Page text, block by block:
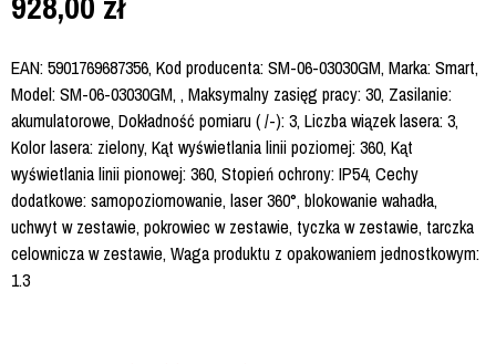
EAN: 5901769687356, Kod producenta: SM-06-03030GM, Marka: Smart,
Model: SM-06-03030GM, , Maksymalny zasięg pracy: 30, Zasilanie:
akumulatorowe, Dokładność pomiaru ( /-): 3, Liczba wiązek lasera: 3,
Kolor lasera: zielony, Kąt wyświetlania linii poziomej: 360, Kąt
wyświetlania linii pionowej: 360, Stopień ochrony: IP54, Cechy
dodatkowe: samopoziomowanie, laser 360°, blokowanie wahadła,
uchwyt w zestawie, pokrowiec w zestawie, tyczka w zestawie, tarczka
celownicza w zestawie, Waga produktu z opakowaniem jednostkowym:
1.3